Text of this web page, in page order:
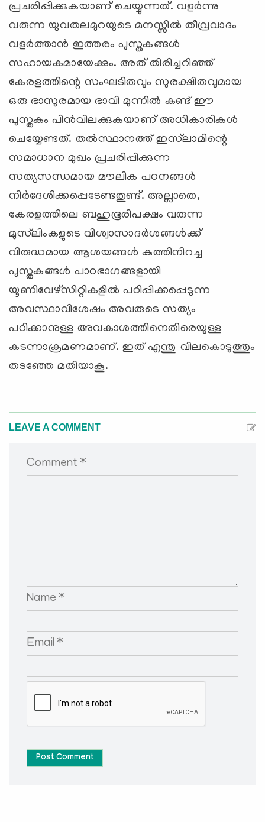
പ്രചരിപ്പിക്കുകയാണ് ചെയ്യുന്നത്. വളര്‍ന്നു
വരുന്ന യുവതലമുറയുടെ മനസ്സില്‍ തീവ്രവാദം
വളര്‍ത്താന്‍ ഇത്തരം പുസ്തകങ്ങള്‍
സഹായകമായേക്കും. അത് തിരിച്ചറിഞ്ഞ്
കേരളത്തിന്റെ സംഘടിതവും സുരക്ഷിതവുമായ
ഒരു ഭാസുരമായ ഭാവി മുന്നില്‍ കണ്ട് ഈ
പുസ്തകം പിന്‍വിലക്കുകയാണ് അധികാരികള്‍
ചെയ്യേണ്ടത്. തല്‍സ്ഥാനത്ത് ഇസ്‌ലാമിന്റെ
സമാധാന മുഖം പ്രചരിപ്പിക്കുന്ന
സത്യസന്ധമായ മൗലിക പഠനങ്ങള്‍
നിര്‍ദേശിക്കപ്പെടേണ്ടതുണ്ട്. അല്ലാതെ,
കേരളത്തിലെ ബഹുഭൂരിപക്ഷം വരുന്ന
മുസ്‌ലിംകളുടെ വിശ്വാസാദര്‍ശങ്ങള്‍ക്ക്
വിരുദ്ധമായ ആശയങ്ങള്‍ കുത്തിനിറച്ച
പുസ്തകങ്ങള്‍ പാഠഭാഗങ്ങളായി
യൂണിവേഴ്‌സിറ്റികളില്‍ പഠിപ്പിക്കപ്പെടുന്ന
അവസ്ഥാവിശേഷം അവരുടെ സത്യം
പഠിക്കാനുള്ള അവകാശത്തിനെതിരെയുള്ള
കടന്നാക്രമണമാണ്. ഇത് എന്തു വിലകൊടുത്തും
തടഞ്ഞേ മതിയാകൂ.
LEAVE A COMMENT
Comment *
Name *
Email *
Post Comment